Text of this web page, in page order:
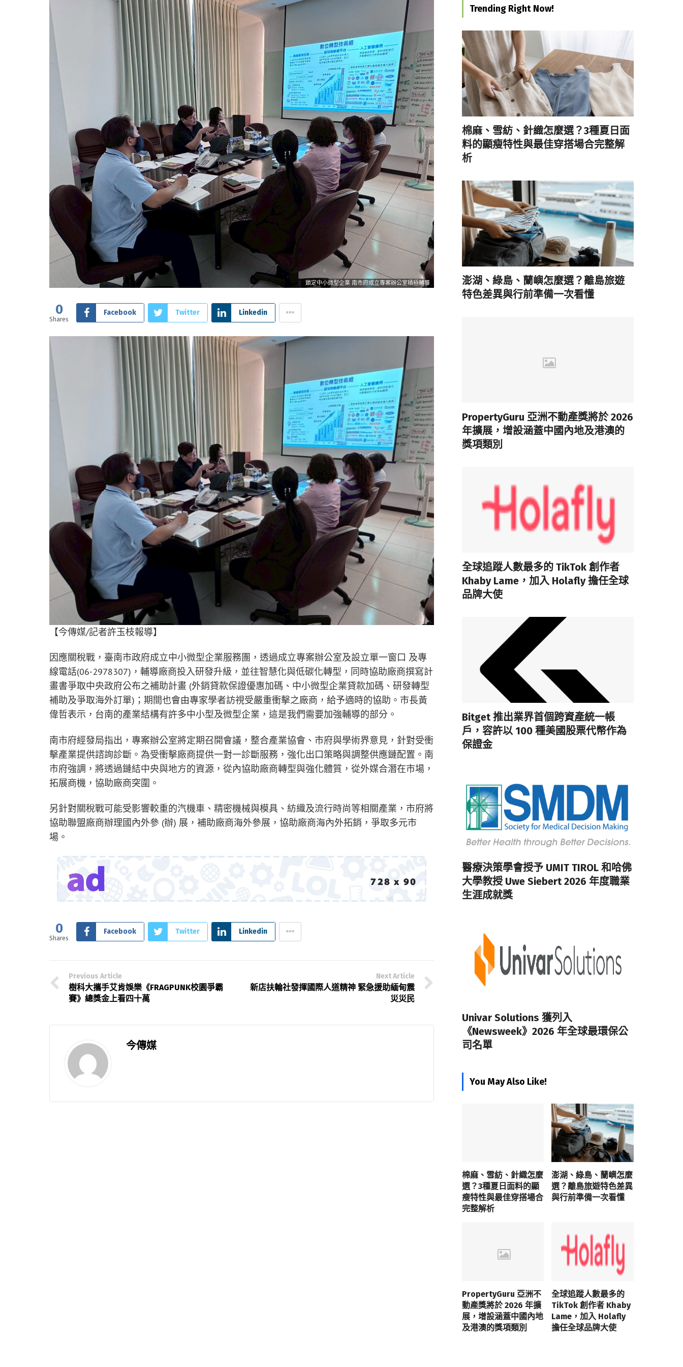
鎖定中小微型企業 南市府成立專案辦公室積極輔導
0
Shares
Facebook Twitter Linkedin
【今傳媒/記者許玉枝報導】
因應關稅戰，臺南市政府成立中小微型企業服務團，透過成立專案辦公室及設立單一窗口 及專
線電話(06-2978307)，輔導廠商投入研發升級，並往智慧化與低碳化轉型，同時協助廠商撰寫計
畫書爭取中央政府公布之補助計畫 (外銷貸款保證優惠加碼、中小微型企業貸款加碼、研發轉型
補助及爭取海外訂單)；期間也會由專家學者訪視受嚴重衝擊之廠商，給予適時的協助。市長黃
偉哲表示，台南的產業結構有許多中小型及微型企業，這是我們需要加強輔導的部分。
南市府經發局指出，專案辦公室將定期召開會議，整合產業協會、市府與學術界意見，針對受衝
擊產業提供諮詢診斷。為受衝擊廠商提供一對一診斷服務，強化出口策略與調整供應鏈配置。南
市府強調，將透過鏈結中央與地方的資源，從內協助廠商轉型與強化體質，從外媒合潛在市場，
拓展商機，協助廠商突圍。
另針對關稅戰可能受影響較重的汽機車、精密機械與模具、紡織及流行時尚等相關產業，市府將
協助聯盟廠商辦理國內外參 (辦) 展，補助廠商海外參展，協助廠商海內外拓銷，爭取多元市
場。
0
Shares
Facebook Twitter Linkedin
Previous Article
樹科大攜手艾肯娛樂《FRAGPUNK校園爭霸
賽》總獎金上看四十萬
Next Article
新店扶輪社發揮國際人道精神 緊急援助緬甸震
災災民
今傳媒
Trending Right Now!
棉麻、雪紡、針織怎麼選？3種夏日面
料的顯瘦特性與最佳穿搭場合完整解
析
澎湖、綠島、蘭嶼怎麼選？離島旅遊
特色差異與行前準備一次看懂
PropertyGuru 亞洲不動產獎將於 2026
年擴展，增設涵蓋中國內地及港澳的
獎項類別
全球追蹤人數最多的 TikTok 創作者
Khaby Lame，加入 Holafly 擔任全球
品牌大使
Bitget 推出業界首個跨資產統一帳
戶，容許以 100 種美國股票代幣作為
保證金
醫療決策學會授予 UMIT TIROL 和哈佛
大學教授 Uwe Siebert 2026 年度職業
生涯成就獎
Univar Solutions 獲列入
《Newsweek》2026 年全球最環保公
司名單
You May Also Like!
棉麻、雪紡、針織怎麼
選？3種夏日面料的顯
瘦特性與最佳穿搭場合
完整解析
澎湖、綠島、蘭嶼怎麼
選？離島旅遊特色差異
與行前準備一次看懂
PropertyGuru 亞洲不
動產獎將於 2026 年擴
展，增設涵蓋中國內地
及港澳的獎項類別
全球追蹤人數最多的
TikTok 創作者 Khaby
Lame，加入 Holafly
擔任全球品牌大使